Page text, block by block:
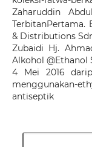
Zaharuddin
TerbitanPertama.
& Distributions
Zubaidi Hj.
Alkohol @Ethanol
4 Mei 2016
menggunakan-
antiseptik